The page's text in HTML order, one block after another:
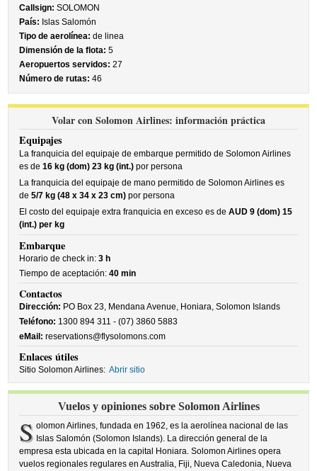
Callsign: SOLOMON
País: Islas Salomón
Tipo de aerolínea: de linea
Dimensión de la flota: 5
Aeropuertos servidos: 27
Número de rutas: 46
Volar con Solomon Airlines: información práctica
Equipajes
La franquicia del equipaje de embarque permitido de Solomon Airlines
es de16 kg (dom) 23 kg (int.) por persona
La franquicia del equipaje de mano permitido de Solomon Airlines es
de5/7 kg (48 x 34 x 23 cm) por persona
El costo del equipaje extra franquicia en exceso es deAUD 9 (dom) 15
(int.) per kg
Embarque
Horario de check in:3 h
Tiempo de aceptación:40 min
Contactos
Dirección: PO Box 23, Mendana Avenue, Honiara, Solomon Islands
Teléfono: 1300 894 311 - (07) 3860 5883
eMail: reservations@flysolomons.com
Enlaces útiles
Sitio Solomon Airlines: Abrir sitio
Vuelos y opiniones sobre Solomon Airlines
S olomon Airlines, fundada en 1962, es la aerolínea nacional de las
Islas Salomón (Solomon Islands). La dirección general de la
empresa esta ubicada en la capital Honiara. Solomon Airlines opera
vuelos regionales regulares en Australia, Fiji, Nueva Caledonia, Nueva